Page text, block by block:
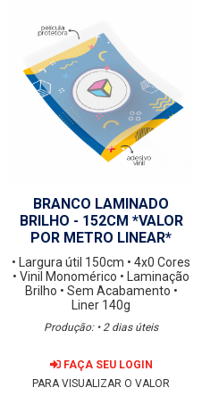
BRANCO LAMINADO
BRILHO - 152CM *VALOR
POR METRO LINEAR*
• Largura útil 150cm • 4x0 Cores
• Vinil Monomérico • Laminação
Brilho • Sem Acabamento •
Liner 140g
Produção: • 2 dias úteis
FAÇA SEU LOGIN
PARA VISUALIZAR O VALOR